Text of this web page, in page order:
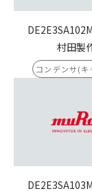
村田製
コンデンサ(キ